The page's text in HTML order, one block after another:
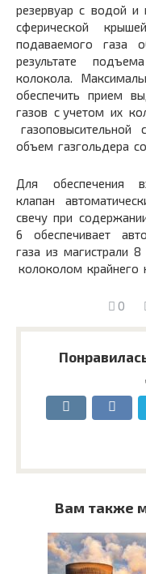
резервуар с водой
сферической
подаваемого газа
результате
колокола.
обеспечить прием
газов с учетом их
объем газгольдера
Для обеспечения
клапан
свечу при
6 обеспечивает
газа из магистрали
колоколом крайнего
0
Вам также